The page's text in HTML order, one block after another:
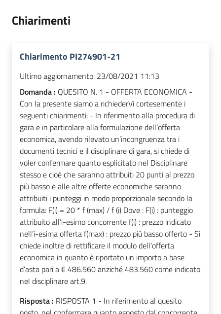
Chiarimenti
Chiarimento PI274901-21
Ultimo aggiornamento: 23/08/2021 11:13
Domanda : QUESITO N. 1 - OFFERTA ECONOMICA -
Con la presente siamo a richiederVi cortesemente i
seguenti chiarimenti: - In riferimento alla procedura di
gara e in particolare alla formulazione dell’offerta
economica, avendo rilevato un’incongruenza tra i
documenti tecnici e il disciplinare di gara, si chiede di
voler confermare quanto esplicitato nel Disciplinare
stesso e cioè che saranno attribuiti 20 punti al prezzo
più basso e alle altre offerte economiche saranno
attribuiti i punteggi in modo proporzionale secondo la
formula: F(i) = 20 * f (max) / f (i) Dove : F(i) : punteggio
attribuito all’i-esimo concorrente f(i) : prezzo indicato
nell’i-esima offerta f(max) : prezzo più basso offerto - Si
chiede inoltre di rettificare il modulo dell’offerta
economica in quanto è riportato un importo a base
d’asta pari a € 486.560 anziché 483.560 come indicato
nel disciplinare art.9.
Risposta : RISPOSTA 1 - In riferimento al quesito